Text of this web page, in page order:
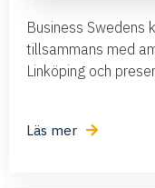
Business Swedens
tillsammans med
Linköping och
Läs mer